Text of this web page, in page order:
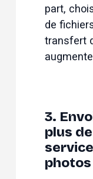
part,
de
transfert
3.
plus
photos